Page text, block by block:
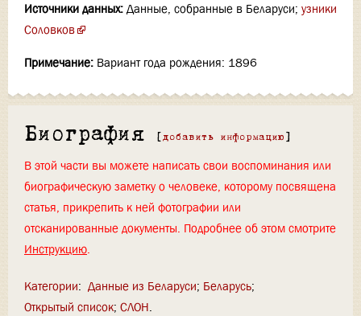
Источники данных: Данные, собранные в Беларуси; узники
Соловков
Примечание: Вариант года рождения: 1896
Биография [ добавить информацию ]
В этой части вы можете написать свои воспоминания или
биографическую заметку о человеке, которому посвящена
статья, прикрепить к ней фотографии или
отсканированные документы. Подробнее об этом смотрите
Инструкцию.
Категории: Данные из Беларуси Беларусь
Открытый список СЛОН